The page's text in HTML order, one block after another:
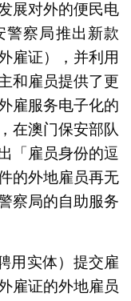
展对外的便民电
警察局推出新款
雇证），并利用
和雇员提供了更
雇服务电子化的
在澳门保安部队
「雇员身份的逗
的外地雇员再无
察局的自助服务
用实体）提交雇
雇证的外地雇员